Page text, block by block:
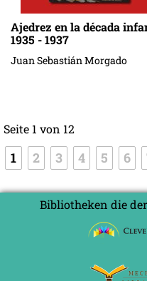
Ajedrez en la década
1935 - 1937
Juan Sebastián Morgado
Seite 1 von 12
1 2 3 4 5 6
Bibliotheken die